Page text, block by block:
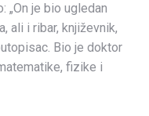
„On je bio ugledan
ali i ribar, književnik,
Bio je doktor
fizike i